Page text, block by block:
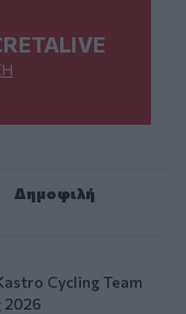
Δημοφιλή
Cycling Team
2026